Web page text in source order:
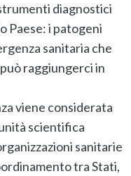
diagnostici
Paese: i patogeni
sanitaria che
raggiungerci in
viene considerata
scientifica
sanitarie
tra Stati,